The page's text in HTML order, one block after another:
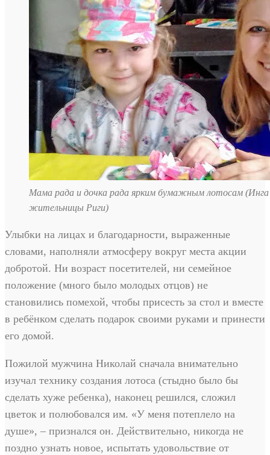
Мама рада и дочка рада ярким бумажным лотосам (Инга
жительницы Риги)
Улыбки на лицах и благодарности, выраженные
словами, наполняли атмосферу вокруг места акции
добротой. Ни возраст посетителей, ни семейное
положение (много было молодых отцов) не
становились помехой, чтобы присесть за стол и вместе
в ребёнком сделать подарок своими руками и принести
его домой.
Пожилой мужчина Николай сначала внимательно
изучал технику создания лотоса (стыдно было бы
сделать хуже ребенка), наконец решился, сложил
цветок и полюбовался им. «У меня потеплело на
душе», – признался он. Действительно, никогда не
поздно узнать новое, испытать удовольствие от